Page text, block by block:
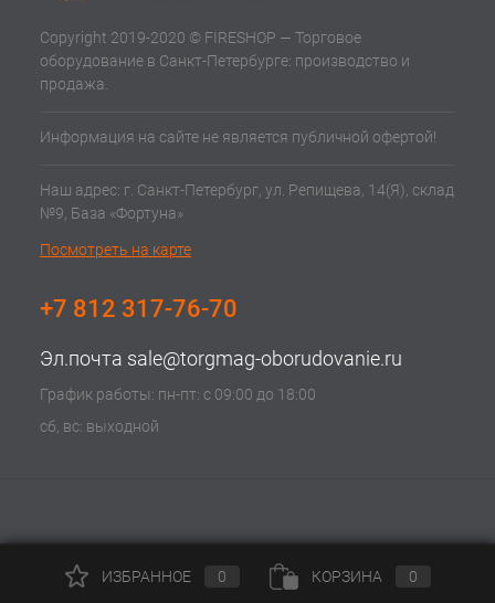
Copyright 2019-2020 © FIRESHOP — Торговое
оборудование в Санкт-Петербурге: производство и
продажа.
Информация на сайте не является публичной офертой!
Наш адрес: г. Санкт-Петербург, ул. Репищева, 14(Я), склад
№9, База «Фортуна»
Посмотреть на карте
+7 812 317-76-70
Эл.почта sale@torgmag-oborudovanie.ru
График работы: пн-пт: с 09:00 до 18:00
сб, вс: выходной
ИЗБРАННОЕ 0 КОРЗИНА 0